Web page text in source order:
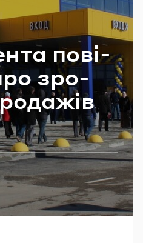
по­ві­
зро­
Забули пароль?